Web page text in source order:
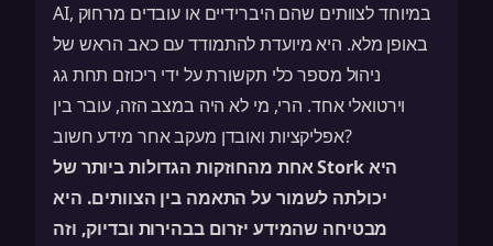
AI, במיוחד לצוותים שהם היברידיים או עובדים מרחוק
באופן מלא. היא מיועדת להתמודד עם כאב הראש של
ניהול מספר כלי תקשורת על ידי ריכוזם תחת גג
וירטואלי אחד. הרי, מי לא היה במצב הזה, עובר בין
אפליקציות ואובדן מעקב אחר מידע חשוב?
אחת מהחוזקות הגדולות ביותר של Stork היא
יכולתה לשמור על התאמה בין הצוותים. היא
מבטיחה שהמידע יזרום בבהירות ובדיוק, וזה